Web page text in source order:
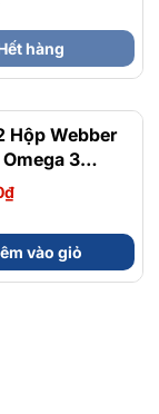
hàng
- 10%
Hộp Webber
3
DHA Và
200mg Hỗ
Hệ Tiêu
120 Viên
vào giỏ